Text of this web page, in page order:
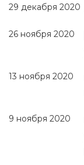
29 декабря 2020
26 ноября 2020
13 ноября 2020
9 ноября 2020